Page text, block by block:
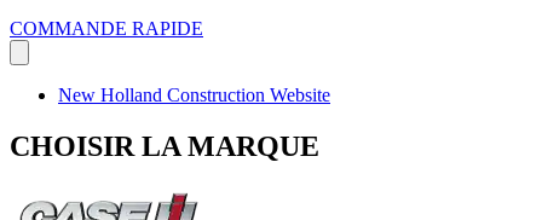
COMMANDE RAPIDE
New Holland Construction Website
CHOISIR LA MARQUE